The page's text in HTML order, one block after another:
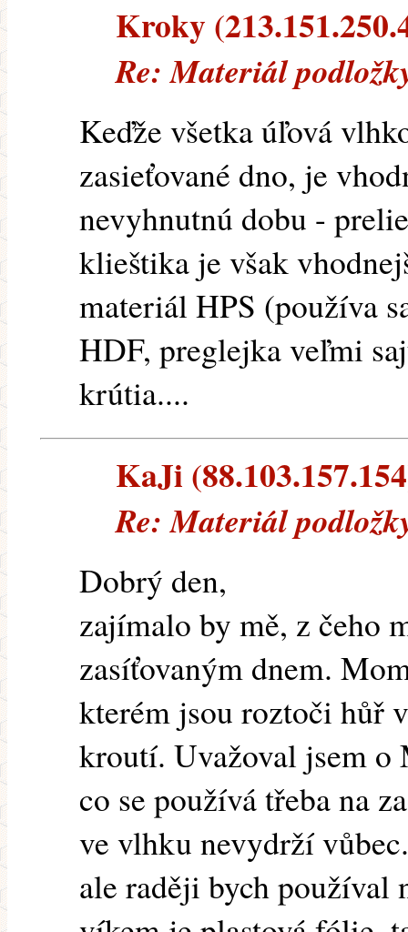
Kroky
Re: Materiál
Keďže všetka úľová
zasieťované dno, je
nevyhnutnú dobu -
klieštika je však
materiál HPS (používa
HDF, preglejka veľmi
krútia....
KaJi
Re: Materiál
Dobrý den,
zajímalo by mě, z čeho
zasíťovaným dnem.
kterém jsou roztoči hůř
kroutí. Uvažoval jsem o
co se používá třeba na
ve vlhku nevydrží
ale raději bych používal